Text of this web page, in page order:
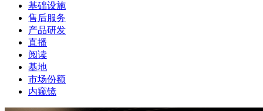
基础设施
售后服务
产品研发
直播
阅读
基地
市场份额
内窥镜